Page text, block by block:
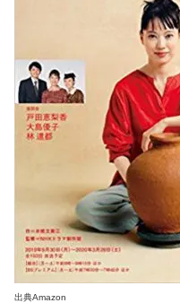
出典Amazon